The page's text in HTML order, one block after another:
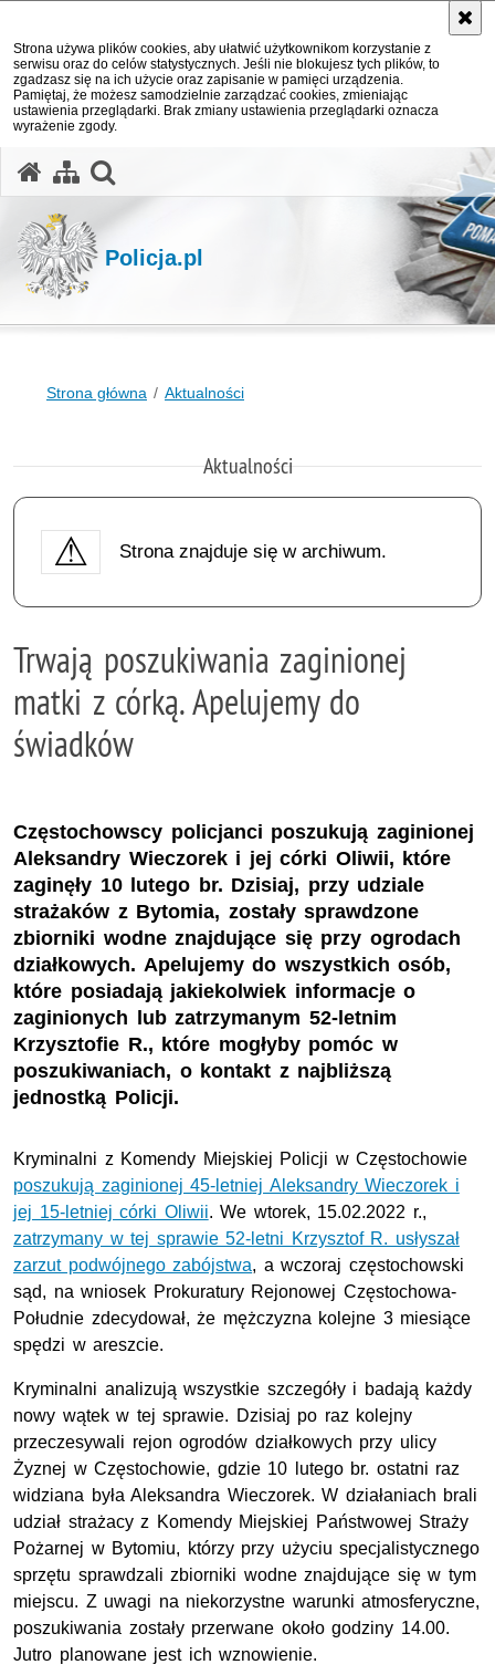
Strona używa plików cookies, aby ułatwić użytkownikom korzystanie z
serwisu oraz do celów statystycznych. Jeśli nie blokujesz tych plików, to
zgadzasz się na ich użycie oraz zapisanie w pamięci urządzenia.
Pamiętaj, że możesz samodzielnie zarządzać cookies, zmieniając
ustawienia przeglądarki. Brak zmiany ustawienia przeglądarki oznacza
wyrażenie zgody.
Policja.pl
Strona główna Aktualności
Aktualności
Strona znajduje się w archiwum.
Trwają poszukiwania zaginionej
matki z córką. Apelujemy do
świadków
Częstochowscy policjanci poszukują zaginionej
Aleksandry Wieczorek i jej córki Oliwii, które
zaginęły 10 lutego br. Dzisiaj, przy udziale
strażaków z Bytomia, zostały sprawdzone
zbiorniki wodne znajdujące się przy ogrodach
działkowych. Apelujemy do wszystkich osób,
które posiadają jakiekolwiek informacje o
zaginionych lub zatrzymanym 52-letnim
Krzysztofie R., które mogłyby pomóc w
poszukiwaniach, o kontakt z najbliższą
jednostką Policji.
Kryminalni z Komendy Miejskiej Policji w Częstochowie
poszukują zaginionej 45-letniej Aleksandry Wieczorek i
jej 15-letniej córki Oliwii. We wtorek, 15.02.2022 r.,
zatrzymany w tej sprawie 52-letni Krzysztof R. usłyszał
zarzut podwójnego zabójstwa, a wczoraj częstochowski
sąd, na wniosek Prokuratury Rejonowej Częstochowa-
Południe zdecydował, że mężczyzna kolejne 3 miesiące
spędzi w areszcie.
Kryminalni analizują wszystkie szczegóły i badają każdy
nowy wątek w tej sprawie. Dzisiaj po raz kolejny
przeczesywali rejon ogrodów działkowych przy ulicy
Żyznej w Częstochowie, gdzie 10 lutego br. ostatni raz
widziana była Aleksandra Wieczorek. W działaniach brali
udział strażacy z Komendy Miejskiej Państwowej Straży
Pożarnej w Bytomiu, którzy przy użyciu specjalistycznego
sprzętu sprawdzali zbiorniki wodne znajdujące się w tym
miejscu. Z uwagi na niekorzystne warunki atmosferyczne,
poszukiwania zostały przerwane około godziny 14.00.
Jutro planowane jest ich wznowienie.